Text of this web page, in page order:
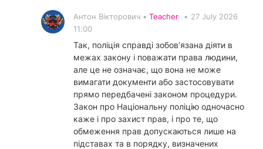
Антон Вікторович • Teacher • 27 July 2026
11:00
Так, поліція справді зобов’язана діяти в
межах закону і поважати права людини,
але це не означає, що вона не може
вимагати документи або застосовувати
прямо передбачені законом процедури.
Закон про Національну поліцію одночасно
каже і про захист прав, і про те, що
обмеження прав допускаються лише на
підставах та в порядку, визначених